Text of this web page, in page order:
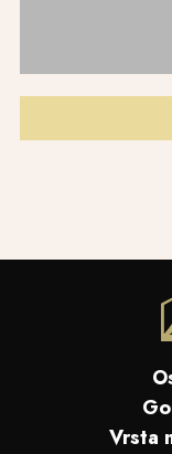
Vrsta